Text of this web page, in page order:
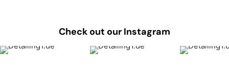
Check out our Instagram